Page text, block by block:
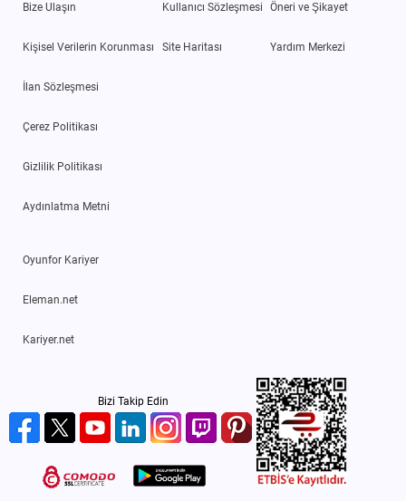
Bize Ulaşın
Kişisel Verilerin Korunması
İlan Sözleşmesi
Çerez Politikası
Gizlilik Politikası
Aydınlatma Metni
Kullanıcı Sözleşmesi
Site Haritası
Öneri ve Şikayet
Yardım Merkezi
Oyunfor Kariyer
Eleman.net
Kariyer.net
Bizi Takip Edin